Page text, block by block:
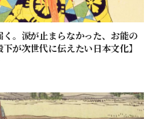
。涙が止まらなかった、お能の
が次世代に伝えたい日本文化】